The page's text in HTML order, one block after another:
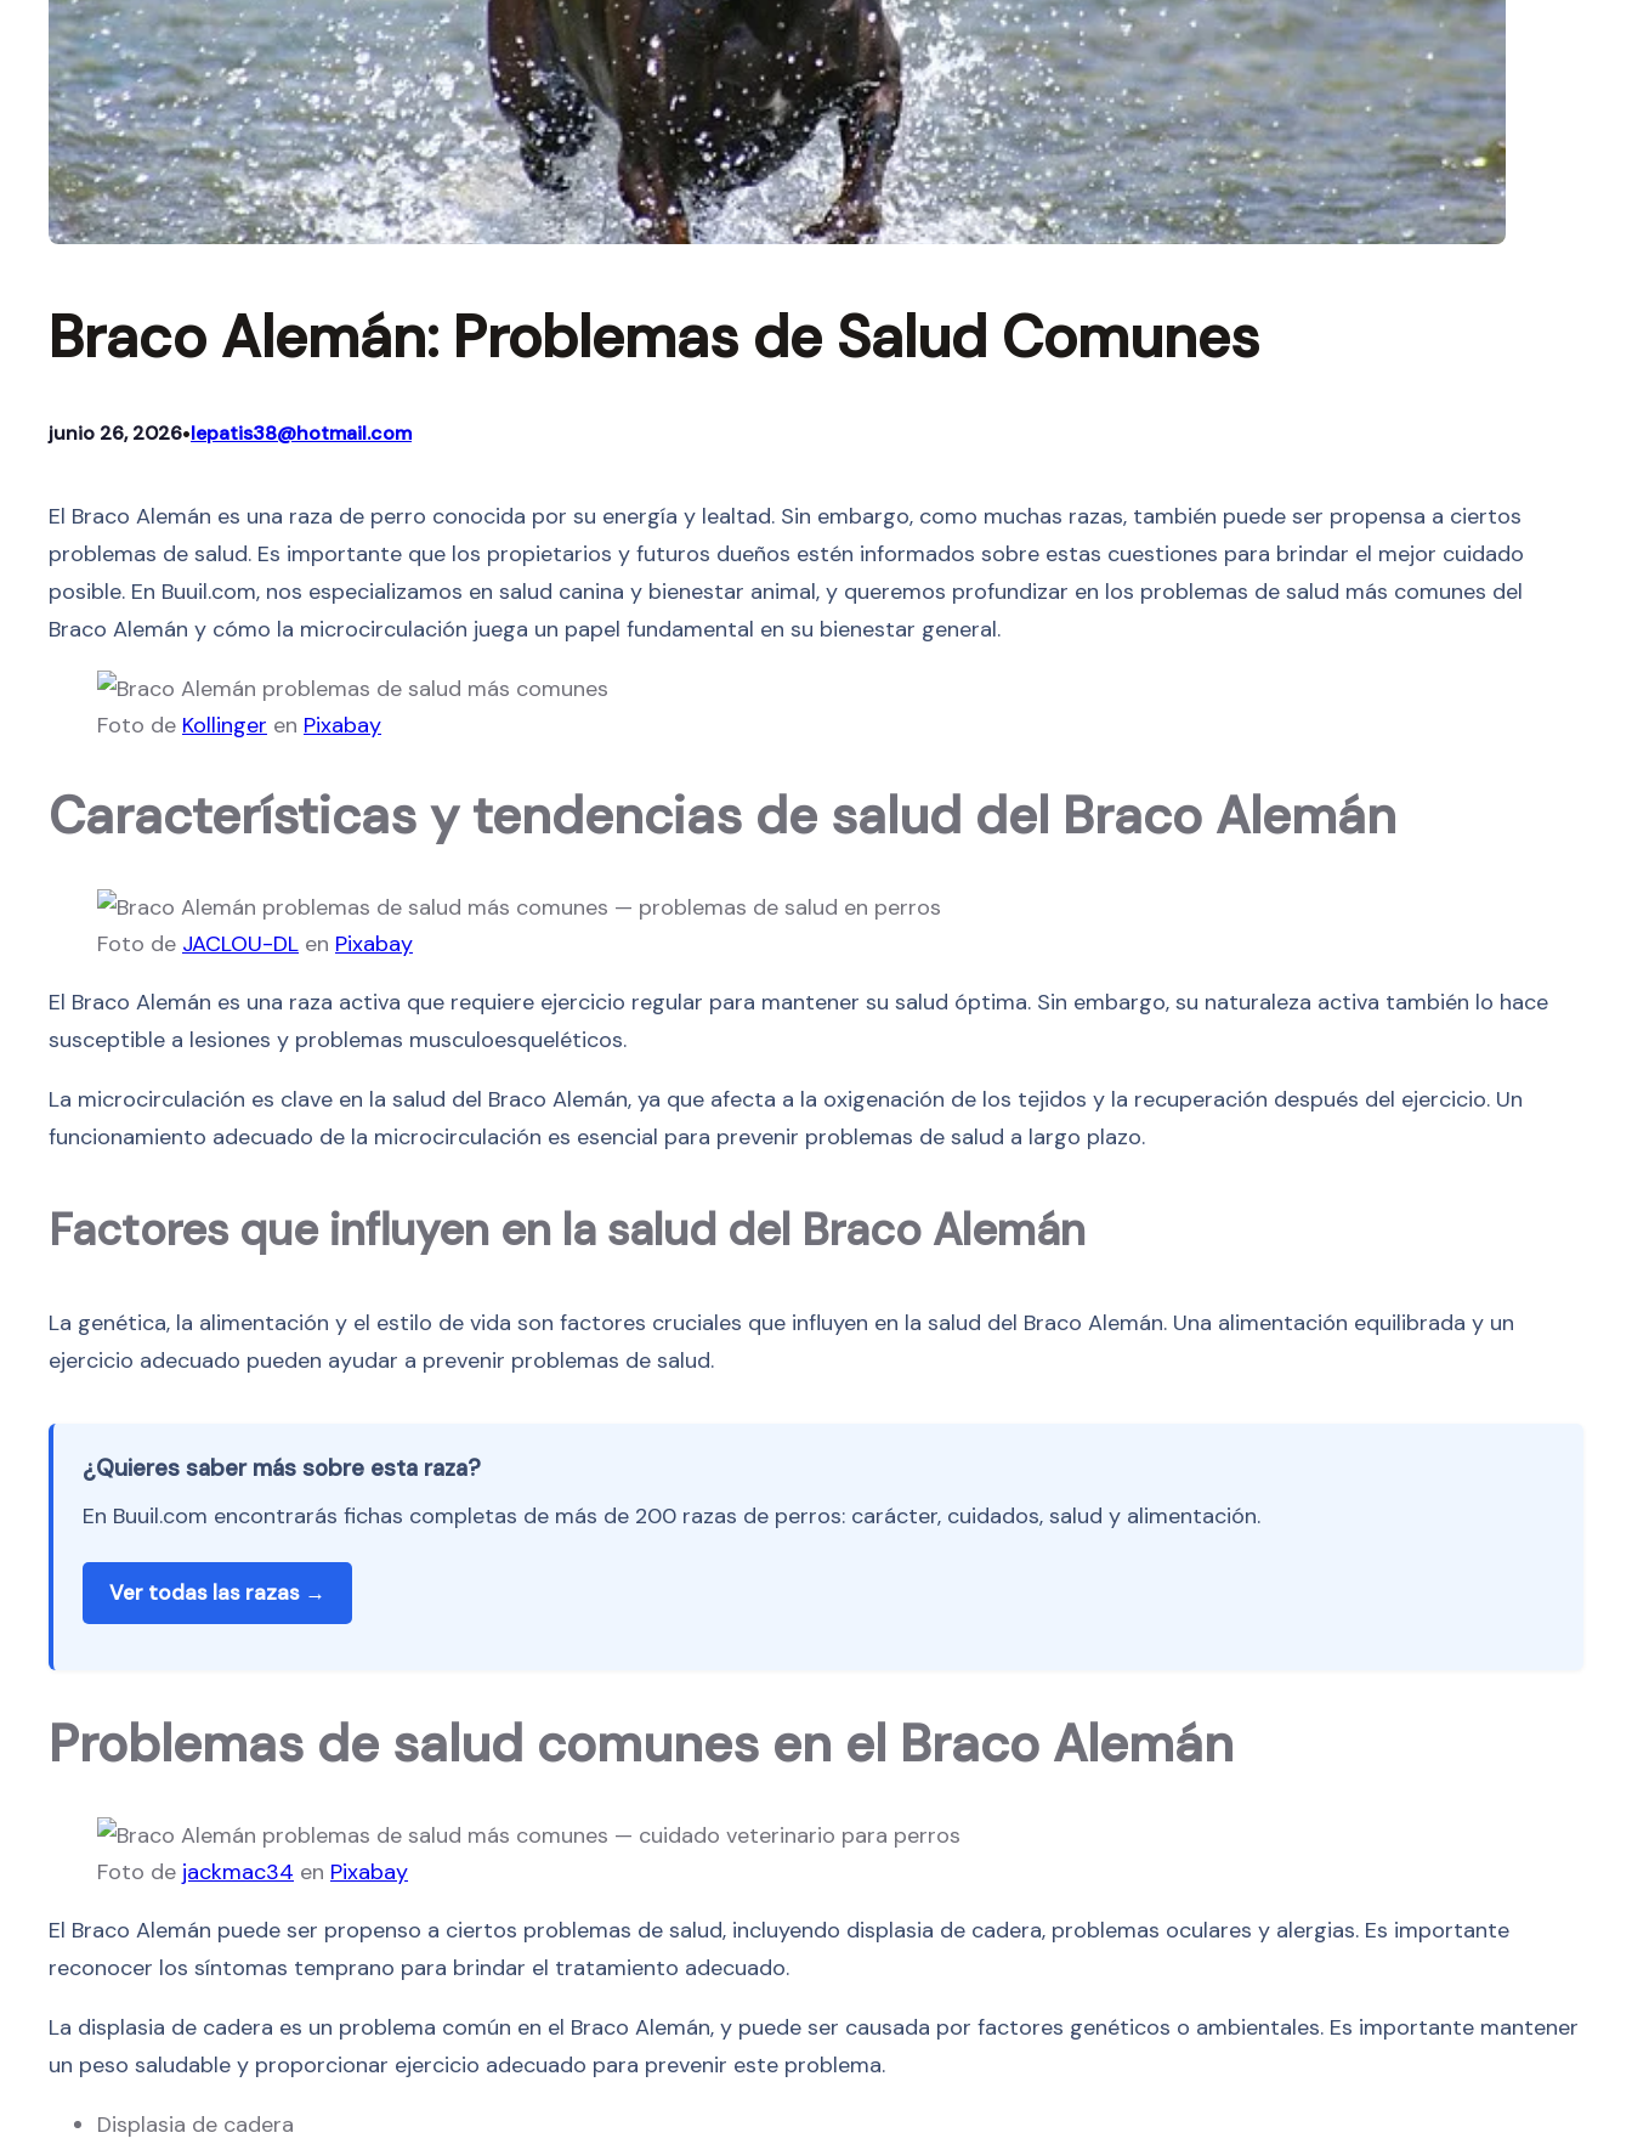
Braco Alemán: Problemas de Salud Comunes
junio 26, 2026•lepatis38@hotmail.com
El Braco Alemán es una raza de perro conocida por su energía y lealtad. Sin embargo, como muchas razas, también puede ser propensa a ciertos
problemas de salud. Es importante que los propietarios y futuros dueños estén informados sobre estas cuestiones para brindar el mejor cuidado
posible. En Buuil.com, nos especializamos en salud canina y bienestar animal, y queremos profundizar en los problemas de salud más comunes del
Braco Alemán y cómo la microcirculación juega un papel fundamental en su bienestar general.
Foto de Kollinger en Pixabay
Características y tendencias de salud del Braco Alemán
Foto de JACLOU-DL en Pixabay
El Braco Alemán es una raza activa que requiere ejercicio regular para mantener su salud óptima. Sin embargo, su naturaleza activa también lo hace
susceptible a lesiones y problemas musculoesqueléticos.
La microcirculación es clave en la salud del Braco Alemán, ya que afecta a la oxigenación de los tejidos y la recuperación después del ejercicio. Un
funcionamiento adecuado de la microcirculación es esencial para prevenir problemas de salud a largo plazo.
Factores que influyen en la salud del Braco Alemán
La genética, la alimentación y el estilo de vida son factores cruciales que influyen en la salud del Braco Alemán. Una alimentación equilibrada y un
ejercicio adecuado pueden ayudar a prevenir problemas de salud.
¿Quieres saber más sobre esta raza?
En Buuil.com encontrarás fichas completas de más de 200 razas de perros: carácter, cuidados, salud y alimentación.
Ver todas las razas →
Problemas de salud comunes en el Braco Alemán
Foto de jackmac34 en Pixabay
El Braco Alemán puede ser propenso a ciertos problemas de salud, incluyendo displasia de cadera, problemas oculares y alergias. Es importante
reconocer los síntomas temprano para brindar el tratamiento adecuado.
La displasia de cadera es un problema común en el Braco Alemán, y puede ser causada por factores genéticos o ambientales. Es importante mantener
un peso saludable y proporcionar ejercicio adecuado para prevenir este problema.
Displasia de cadera